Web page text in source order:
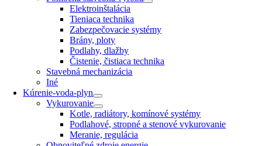
Elektroinštalácia
Tieniaca technika
Zabezpečovacie systémy
Brány, ploty
Podlahy, dlažby
Čistenie, čistiaca technika
Stavebná mechanizácia
Iné
Kúrenie-voda-plyn
Vykurovanie
Kotle, radiátory, komínové systémy
Podlahové, stropné a stenové vykurovanie
Meranie, regulácia